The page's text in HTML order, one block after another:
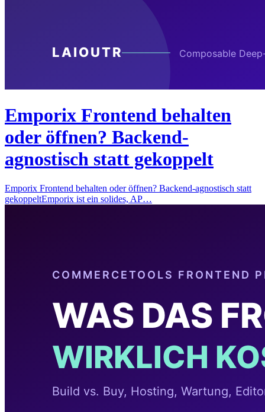
Emporix Frontend behalten
oder öffnen? Backend-
agnostisch statt gekoppelt
Emporix Frontend behalten oder öffnen? Backend-agnostisch statt
gekoppeltEmporix ist ein solides, AP…